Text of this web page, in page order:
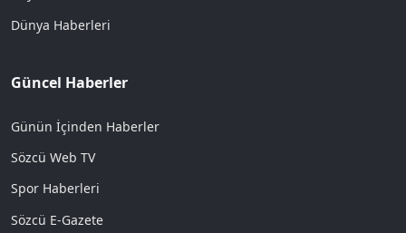
Dünya Haberleri
Güncel Haberler
Günün İçinden Haberler
Sözcü Web TV
Spor Haberleri
Sözcü E-Gazete